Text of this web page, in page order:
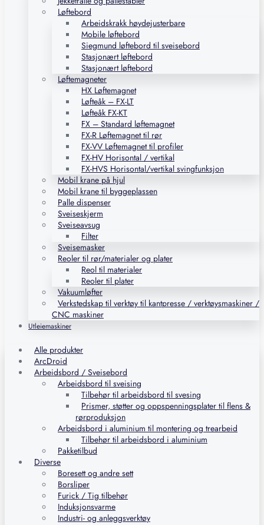
Løftebord
Arbeidskrakk høydejusterbare
Mobile løftebord
Siegmund løftebord til sveisebord
Stasjonært løftebord
Stasjonært løftebord
Løftemagneter
HX Løftemagnet
Løfteåk – FX-LT
Løfteåk FX-KT
FX – Standard løftemagnet
FX-R Løftemagnet til rør
FX-VV Løftemagnet til profiler
FX-HV Horisontal / vertikal
FX-HVS Horisontal/vertikal svingfunksjon
Mobil krane på hjul
Mobil krane til byggeplassen
Palle dispenser
Sveiseskjerm
Sveiseavsug
Filter
Sveisemasker
Reoler til rør/materialer og plater
Reol til materialer
Reoler til plater
Vakuumløfter
Verkstedskap til verktøy til kantpresse / verktøysmaskiner /
CNC maskiner
Utleiemaskiner
Alle produkter
ArcDroid
Arbeidsbord / Sveisebord
Arbeidsbord til sveising
Tilbehør til arbeidsbord til svesing
Prismer, støtter og oppspenningsplater til flens &
rørproduksjon
Arbeidsbord i aluminium til montering og trearbeid
Tilbehør til arbeidsbord i aluminium
Pakketilbud
Diverse
Boresett og andre sett
Borsliper
Furick / Tig tilbehør
Induksjonsvarme
Industri- og anleggsverktøy